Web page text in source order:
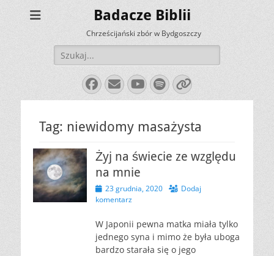
Badacze Biblii
Chrześcijański zbór w Bydgoszczy
Szukaj:
Facebook
E-
mail
YouTube
Spotify
Link
Tag: niewidomy masażysta
Żyj na świecie ze względu
na mnie
Opublikowano
23 grudnia, 2020
Dodaj
komentarz
W Japonii pewna matka miała tylko
jednego syna i mimo że była uboga
bardzo starała się o jego